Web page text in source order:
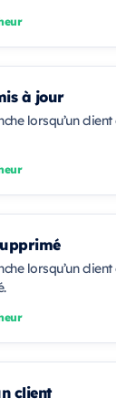
à jour
lorsqu’un
lorsqu’un
client